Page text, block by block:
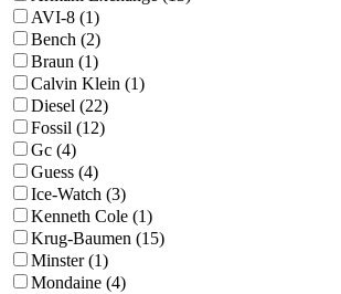
AVI-8 (1)
Bench (2)
Braun (1)
Calvin Klein (1)
Diesel (22)
Fossil (12)
Gc (4)
Guess (4)
Ice-Watch (3)
Kenneth Cole (1)
Krug-Baumen (15)
Minster (1)
Mondaine (4)